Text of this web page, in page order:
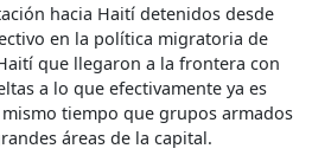
hacia Haití detenidos desde
en la política migratoria de
que llegaron a la frontera con
a lo que efectivamente ya es
tiempo que grupos armados
áreas de la capital.